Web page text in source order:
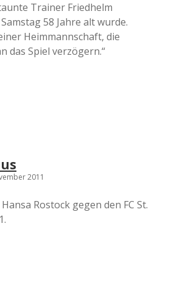
Trainer Friedhelm
58 Jahre alt wurde.
Heimmannschaft, die
das Spiel verzögern.“
2011
Rostock gegen den FC St.